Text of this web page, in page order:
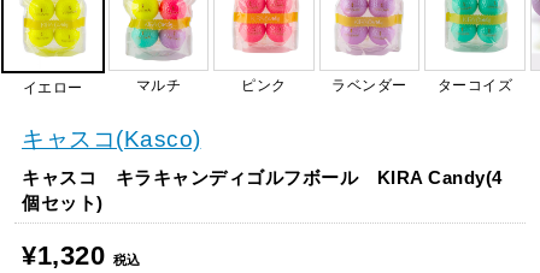
イエロー マルチ ピンク ラベンダー ターコイズ
キャスコ(Kasco)
キャスコ キラキャンディゴルフボール KIRA Candy(4
個セット)
¥1,320 税込